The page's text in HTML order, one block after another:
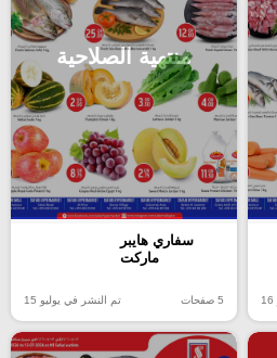
منتهية الصلاحية
سفاري هايبر
ماركت
5 صفحات تم النشر في يوليو 15